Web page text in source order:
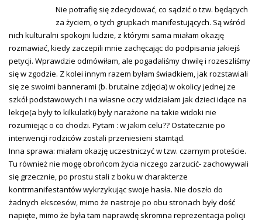
Nie potrafię się zdecydować, co sądzić o tzw. będących
za życiem, o tych grupkach manifestujących. Są wśród
nich kulturalni spokojni ludzie, z którymi sama miałam okazję
rozmawiać, kiedy zaczepili mnie zachęcając do podpisania jakiejś
petycji. Wprawdzie odmówiłam, ale pogadaliśmy chwilę i rozeszliśmy
się w zgodzie. Z kolei innym razem byłam świadkiem, jak rozstawiali
się ze swoimi bannerami (b. brutalne zdjęcia) w okolicy jednej ze
szkół podstawowych i na własne oczy widziałam jak dzieci idące na
lekcje(a były to kilkulatki) były narażone na takie widoki nie
rozumiejąc o co chodzi. Pytam : w jakim celu?? Ostatecznie po
interwencji rodziców zostali przeniesieni stamtąd.
Inna sprawa: miałam okazję uczestniczyć w tzw. czarnym proteście.
Tu również nie mogę obrońcom życia niczego zarzucić- zachowywali
się grzecznie, po prostu stali z boku w charakterze
kontrmanifestantów wykrzykując swoje hasła. Nie doszło do
żadnych ekscesów, mimo że nastroje po obu stronach były dość
napięte, mimo że była tam naprawdę skromna reprezentacja policji